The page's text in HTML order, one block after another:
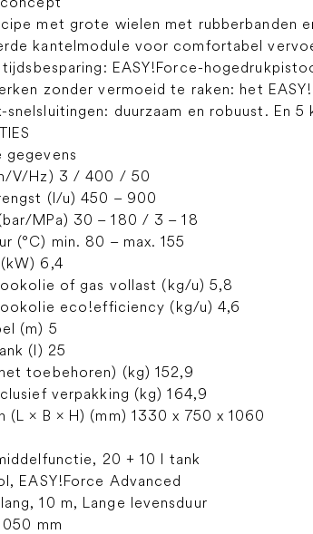
met grote wielen met rubberbanden
kantelmodule voor comfortabel
EASY!Force-
zonder vermoeid te raken: het
snelsluitingen: duurzaam en robuust. En
gegevens
V/Hz) 3 / 400 / 50
(l/u) 450 – 900
MPa) 30 – 180 / 3 – 18
(°C) min. 80 – max. 155
6,4
of gas vollast (kg/u) 5,8
eco!efficiency (kg/u) 4,6
(m) 5
(l) 25
toebehoren) (kg) 152,9
verpakking (kg) 164,9
(L × B × H) (mm) 1330 x 750 x 1060
20 + 10 l tank
EASY!Force Advanced
10 m, Lange levensduur
mm